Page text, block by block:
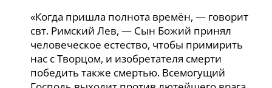
«Когда пришла полнота времён, — говорит
свт. Римский Лев, — Сын Божий принял
человеческое естество, чтобы примирить
нас с Творцом, и изобретателя смерти
победить также смертью. Всемогущий